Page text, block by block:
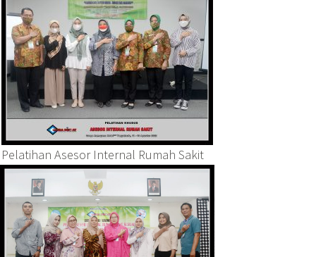
Pelatihan Asesor Internal Rumah Sakit